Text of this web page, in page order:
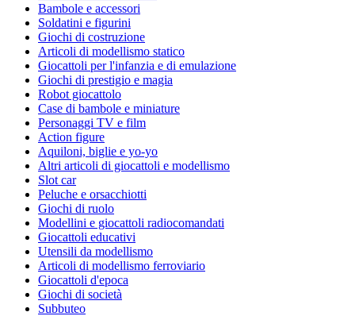
Bambole e accessori
Soldatini e figurini
Giochi di costruzione
Articoli di modellismo statico
Giocattoli per l'infanzia e di emulazione
Giochi di prestigio e magia
Robot giocattolo
Case di bambole e miniature
Personaggi TV e film
Action figure
Aquiloni, biglie e yo-yo
Altri articoli di giocattoli e modellismo
Slot car
Peluche e orsacchiotti
Giochi di ruolo
Modellini e giocattoli radiocomandati
Giocattoli educativi
Utensili da modellismo
Articoli di modellismo ferroviario
Giocattoli d'epoca
Giochi di società
Subbuteo